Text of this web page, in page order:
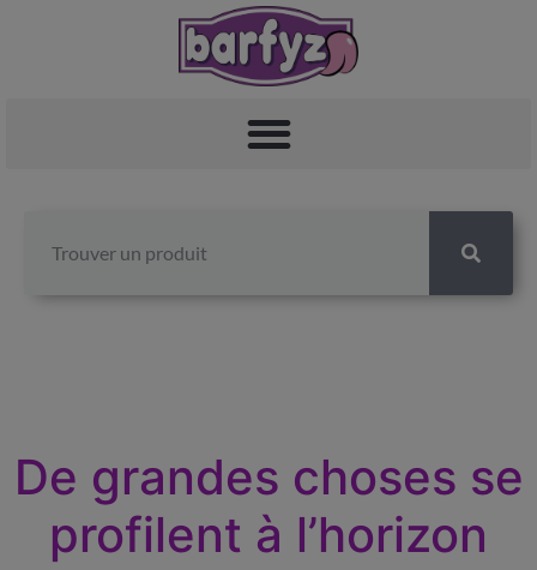
De grandes choses se
profilent à l’horizon